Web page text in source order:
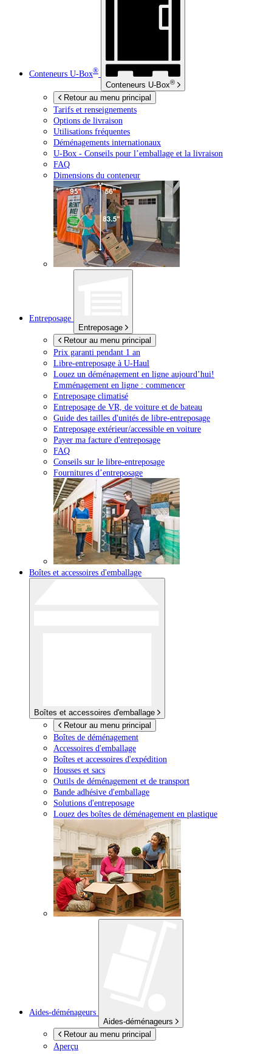
Conteneurs U-Box®
Conteneurs U-Box®
Retour au menu principal
Tarifs et renseignements
Options de livraison
Utilisations fréquentes
Déménagements internationaux
U-Box - Conseils pour l’emballage et la livraison
FAQ
Dimensions du conteneur
Entreposage
Entreposage
Retour au menu principal
Prix garanti pendant 1 an
Libre-entreposage à U-Haul
Louez un déménagement en ligne aujourd’hui!
Emménagement en ligne : commencer
Entreposage climatisé
Entreposage de VR, de voiture et de bateau
Guide des tailles d'unités de libre-entreposage
Entreposage extérieur/accessible en voiture
Payer ma facture d'entreposage
FAQ
Conseils sur le libre-entreposage
Fournitures d’entreposage
Boîtes et accessoires d'emballage
Boîtes et accessoires d'emballage
Retour au menu principal
Boîtes de déménagement
Accessoires d'emballage
Boîtes et accessoires d'expédition
Housses et sacs
Outils de déménagement et de transport
Bande adhésive d'emballage
Solutions d'entreposage
Louez des boîtes de déménagement en plastique
Aides-déménageurs
Aides-déménageurs
Retour au menu principal
Aperçu